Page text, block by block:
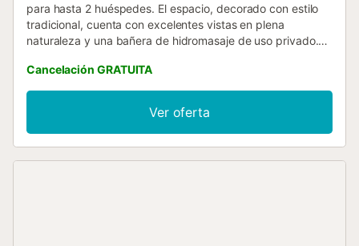
para hasta 2 huéspedes. El espacio, decorado con estilo
tradicional, cuenta con excelentes vistas en plena
naturaleza y una bañera de hidromasaje de uso privado.
Además, es posible solicitar una cuna si se pide con
antelación. Este alojamiento brinda una estancia muy
cómoda con todo lo esencial para que disfrutéis al
máximo. En Casona Los Gamonales, en Carreño, podéis
relajaros al aire libre y disfrutar de nuestros jardines en un
Cancelación GRATUITA
Ver oferta